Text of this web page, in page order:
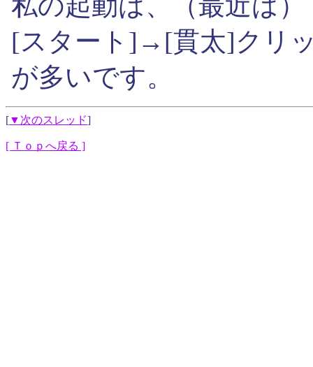
[スタート]→[貫太]クリ
が多いです。
[▼次のスレッド]
[ Ｔｏｐへ戻る ]